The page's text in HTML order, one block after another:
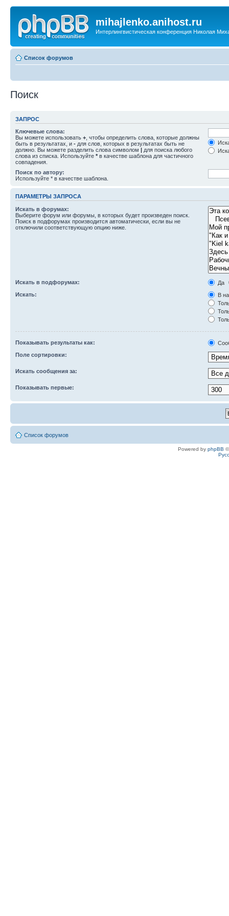
mihajlenko.anihost.ru
Интерлингвистическая конференция Николая
Список форумов
Поиск
ЗАПРОС
Ключевые слова:
Вы можете использовать + , чтобы определить слова, которые должны
быть в результатах, и - для слов, которых в результатах быть не
должно. Вы можете разделить слова символом | для поиска любого
слова из списка. Используйте * в качестве шаблона для частичного
совпадения.
Поиск по автору:
Используйте * в качестве шаблона.
ПАРАМЕТРЫ ЗАПРОСА
Искать в форумах:
Выберите форум или форумы, в которых будет произведен поиск.
Поиск в подфорумах производится автоматически, если вы не
отключили соответствующую опцию ниже.
Искать в подфорумах:
Да
Искать:
В
Показывать результаты как:
Поле сортировки:
Искать сообщения за:
Показывать первые:
Список форумов
Powered by phpBB